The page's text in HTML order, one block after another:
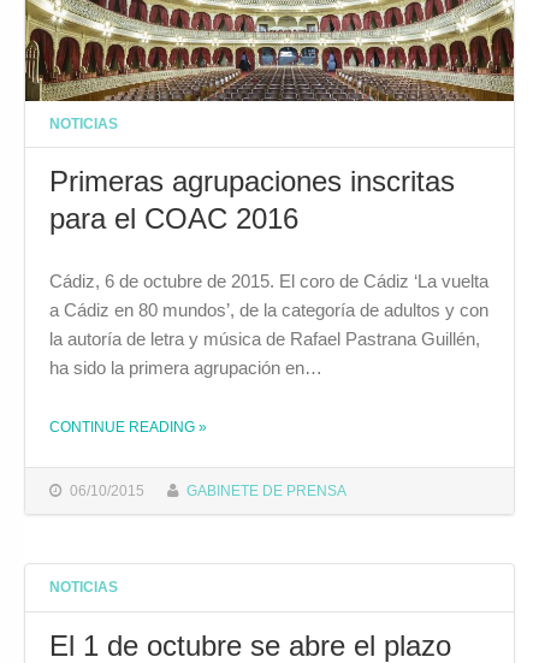
NOTICIAS
Primeras agrupaciones inscritas
para el COAC 2016
06/10/2015 GABINETE DE PRENSA
Cádiz, 6 de octubre de 2015. El coro de Cádiz ‘La vuelta
a Cádiz en 80 mundos’, de la categoría de adultos y con
la autoría de letra y música de Rafael Pastrana Guillén,
ha sido la primera agrupación en…
CONTINUE READING »
NOTICIAS
El 1 de octubre se abre el plazo